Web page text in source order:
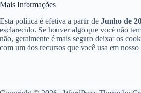
Mais Informações
Esta política é efetiva a partir de Junho de
esclarecido. Se houver algo que você não
não, geralmente é mais seguro deixar os
com um dos recursos que você usa em nosso